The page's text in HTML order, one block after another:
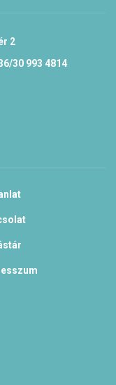
2
30 993 4814